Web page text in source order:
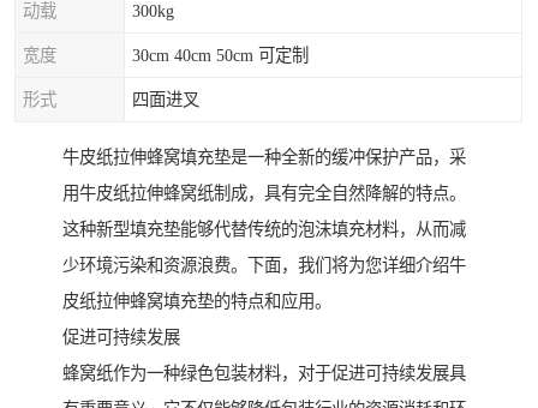
动载 300kg
宽度 30cm 40cm 50cm 可定制
形式 四面进叉
牛皮纸拉伸蜂窝填充垫是一种全新的缓冲保护产品，采
用牛皮纸拉伸蜂窝纸制成，具有完全自然降解的特点。
这种新型填充垫能够代替传统的泡沫填充材料，从而减
少环境污染和资源浪费。下面，我们将为您详细介绍牛
皮纸拉伸蜂窝填充垫的特点和应用。
促进可持续发展
蜂窝纸作为一种绿色包装材料，对于促进可持续发展具